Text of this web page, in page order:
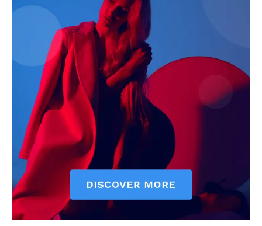
Contact us
Subscription Plans
My account